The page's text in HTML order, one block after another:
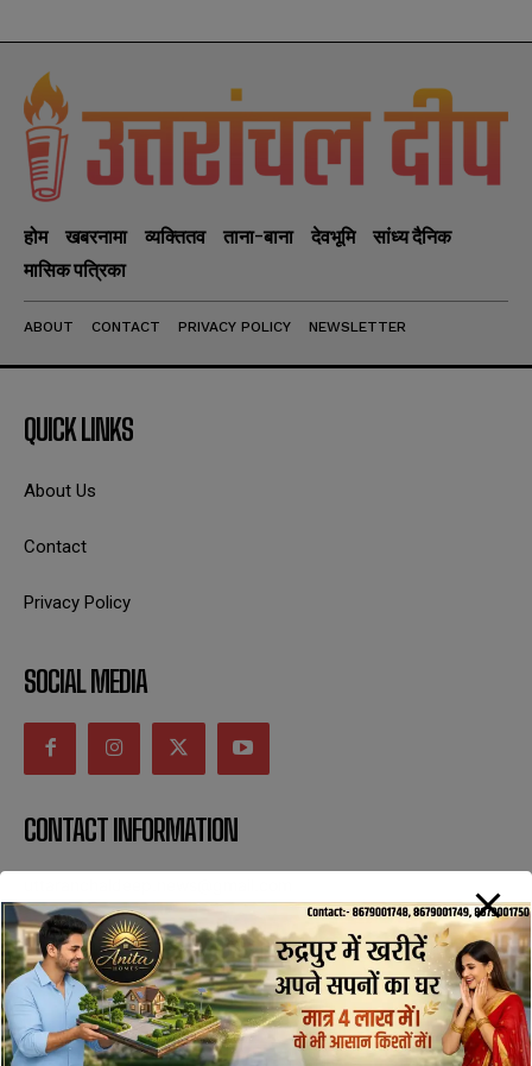
होम खबरनामा व्यक्तितव ताना-बाना देवभूमि
सांध्य दैनिक
मासिक पत्रिका
ABOUT CONTACT PRIVACY POLICY NEWSLETTER
QUICK LINKS
About Us
Contact
Privacy Policy
SOCIAL MEDIA
CONTACT INFORMATION
SUBSCRIBE NOW